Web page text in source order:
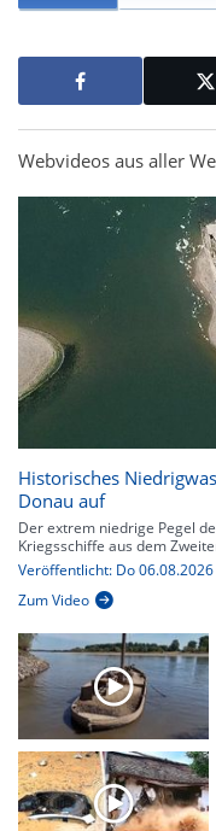
Webvideos aus aller
Historisches
Donau auf
Der extrem niedrige Pegel
Kriegsschiffe aus dem
Veröffentlicht: Do
Zum Video